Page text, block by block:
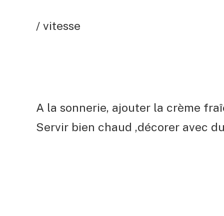
/ vitesse
A la sonnerie, ajouter la crème
Servir bien chaud ,décorer avec